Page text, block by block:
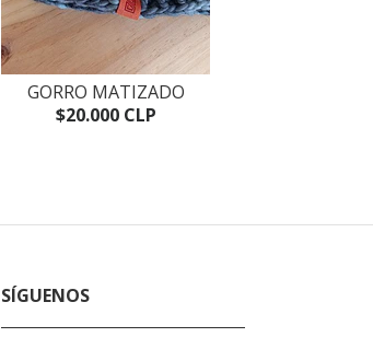
GORRO MATIZADO
$20.000 CLP
SÍGUENOS